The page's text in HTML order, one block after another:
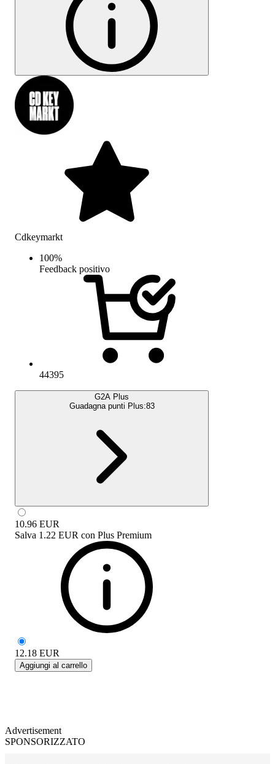
Cdkeymarkt
100%
Feedback positivo
44395
G2A Plus
Guadagna punti Plus:83
10.96 EUR
Salva 1.22 EUR con Plus Premium
12.18 EUR
Aggiungi al carrello
Advertisement
SPONSORIZZATO